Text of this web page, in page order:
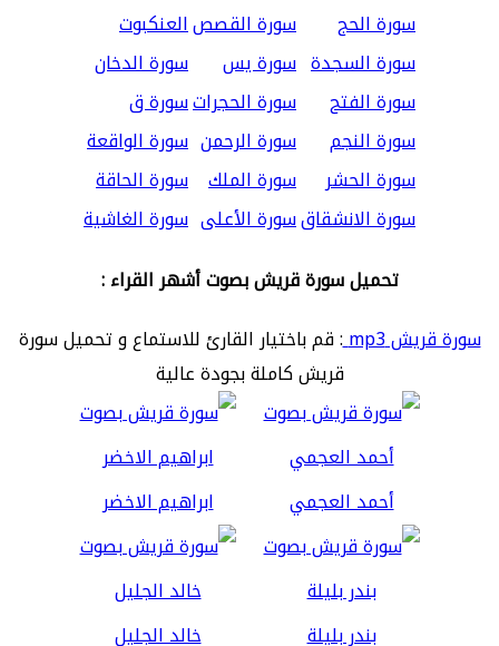
سورة الحج
سورة القصصالعنكبوت
سورة السجدة سورة يس
سورة الدخان
سورة الفتح
سورة الحجراتسورة ق
سورة النجم
سورة الرحمن سورة الواقعة
سورة الحشر
سورة الملك سورة الحاقة
سورة الانشقاقسورة الأعلى سورة الغاشية
تحميل سورة قريش بصوت أشهر القراء :
سورة قريش mp3
: قم باختيار القارئ للاستماع و تحميل سورة
قريش كاملة بجودة عالية
أحمد العجمي ابراهيم الاخضر
بندر بليلة خالد الجليل